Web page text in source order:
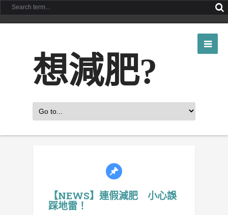
想減肥?
【NEWS】連假減肥 小心誤
踩地雷！